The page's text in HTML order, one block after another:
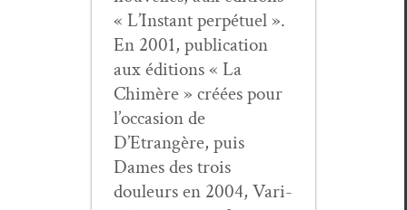
« L’Instant per­pétuel ».
En 2001, pub­li­ca­tion
aux édi­tions « La
Chimère » créées pour
l’occasion de
D’Etrangère, puis
Dames des trois
douleurs en 2004, Vari­